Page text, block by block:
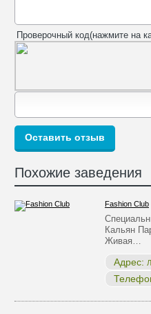
Проверочный код(нажмите на
Похожие заведения
Fashion Club
Кальян
Живая…
Адрес: